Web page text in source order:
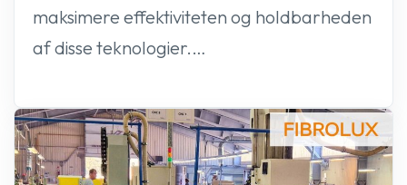
maksimere effektiviteten og holdbarheden
af disse teknologier.…